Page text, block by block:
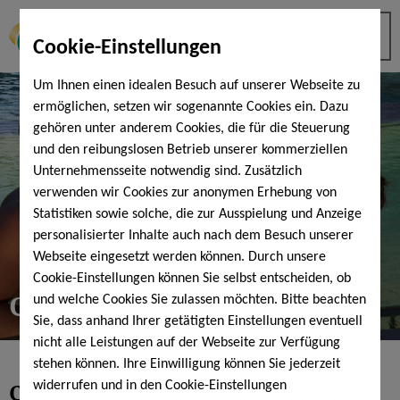
Cookie-Einstellungen
Um Ihnen einen idealen Besuch auf unserer Webseite zu
ermöglichen, setzen wir sogenannte Cookies ein. Dazu
gehören unter anderem Cookies, die für die Steuerung
und den reibungslosen Betrieb unserer kommerziellen
Unternehmensseite notwendig sind. Zusätzlich
verwenden wir Cookies zur anonymen Erhebung von
Statistiken sowie solche, die zur Ausspielung und Anzeige
personalisierter Inhalte auch nach dem Besuch unserer
Webseite eingesetzt werden können. Durch unsere
Cookie-Einstellungen können Sie selbst entscheiden, ob
und welche Cookies Sie zulassen möchten. Bitte beachten
Sie, dass anhand Ihrer getätigten Einstellungen eventuell
nicht alle Leistungen auf der Webseite zur Verfügung
stehen können. Ihre Einwilligung können Sie jederzeit
widerrufen und in den Cookie-Einstellungen
CocktailNight
Cheersaufs Wochenende